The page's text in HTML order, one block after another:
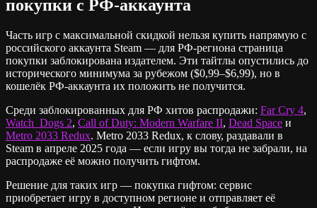
покупки с РФ-аккаунта
Часть игр с максимальной скидкой нельзя купить напрямую с
российского аккаунта Steam — для РФ-региона страница
покупки заблокирована издателем. Эти тайтлы опустились до
исторического минимума за рубежом ($0,99–$6,99), но в
кошелёк РФ-аккаунта их положить не получится.
Среди заблокированных для РФ хитов распродажи: Far Cry 4,
Watch_Dogs 2, Call of Duty: Modern Warfare II, Dead Space и
Metro 2033 Redux. Metro 2033 Redux, к слову, раздавали в
Steam в апреле 2025 года — если игру вы тогда не забрали, на
распродаже её можно получить гифтом.
Решение для таких игр — покупка гифтом: сервис
приобретает игру в доступном регионе и отправляет её